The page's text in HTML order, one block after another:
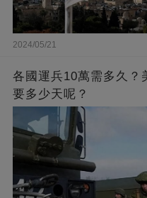
2024/05/21
各國運兵10萬需多久？
要多少天呢？